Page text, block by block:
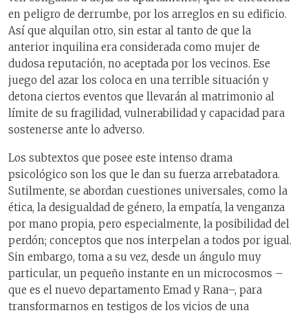
en peligro de derrumbe, por los arreglos en su edificio.
Así que alquilan otro, sin estar al tanto de que la
anterior inquilina era considerada como mujer de
dudosa reputación, no aceptada por los vecinos. Ese
juego del azar los coloca en una terrible situación y
detona ciertos eventos que llevarán al matrimonio al
límite de su fragilidad, vulnerabilidad y capacidad para
sostenerse ante lo adverso.
Los subtextos que posee este intenso drama
psicológico son los que le dan su fuerza arrebatadora.
Sutilmente, se abordan cuestiones universales, como la
ética, la desigualdad de género, la empatía, la venganza
por mano propia, pero especialmente, la posibilidad del
perdón; conceptos que nos interpelan a todos por igual.
Sin embargo, toma a su vez, desde un ángulo muy
particular, un pequeño instante en un microcosmos –
que es el nuevo departamento Emad y Rana–, para
transformarnos en testigos de los vicios de una